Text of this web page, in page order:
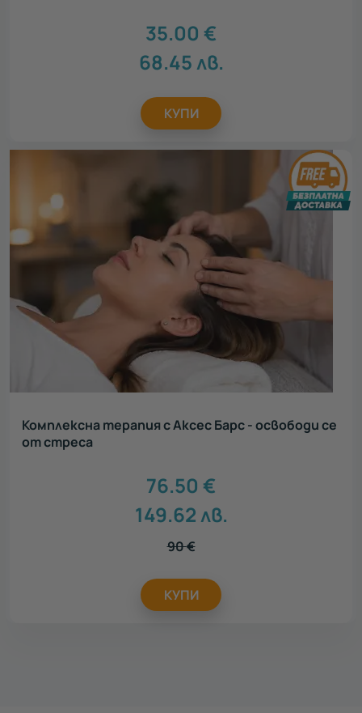
35.00 €
68.45лв.
КУПИ
Комплексна терапия с Аксес Барс - освободи се
от стреса
76.50 €
149.62лв.
90€
КУПИ